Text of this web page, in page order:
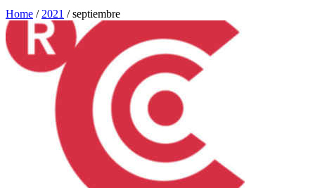
Home / 2021 /septiembre